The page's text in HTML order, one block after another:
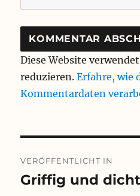
Diese Website
reduzieren.Erfahre, wie
Kommentardaten
VERÖFFENTLICHT IN
Griffig und dicht